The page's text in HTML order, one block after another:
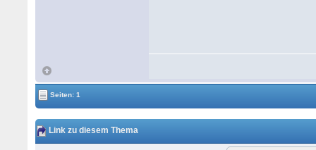
Seiten: 1
Link zu diesem Thema